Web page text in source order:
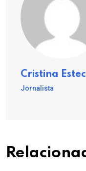
Cristina
Jornalista